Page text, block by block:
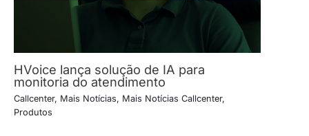
HVoice lança solução de IA para
monitoria do atendimento
Callcenter, Mais Notícias, Mais Notícias Callcenter,
Produtos